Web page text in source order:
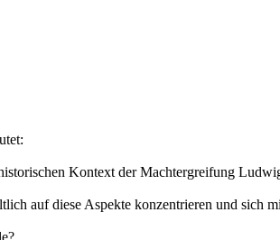
Kontext der Machtergreifung
auf diese Aspekte konzentrieren und sich